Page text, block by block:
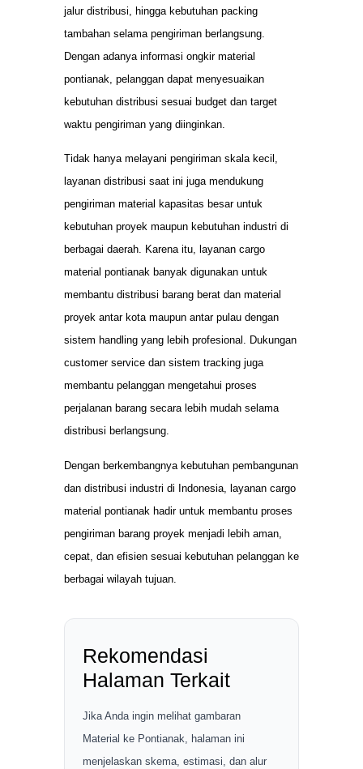
jalur distribusi, hingga kebutuhan packing
tambahan selama pengiriman berlangsung.
Dengan adanya informasi ongkir material
pontianak, pelanggan dapat menyesuaikan
kebutuhan distribusi sesuai budget dan target
waktu pengiriman yang diinginkan.
Tidak hanya melayani pengiriman skala kecil,
layanan distribusi saat ini juga mendukung
pengiriman material kapasitas besar untuk
kebutuhan proyek maupun kebutuhan industri di
berbagai daerah. Karena itu, layanan cargo
material pontianak banyak digunakan untuk
membantu distribusi barang berat dan material
proyek antar kota maupun antar pulau dengan
sistem handling yang lebih profesional. Dukungan
customer service dan sistem tracking juga
membantu pelanggan mengetahui proses
perjalanan barang secara lebih mudah selama
distribusi berlangsung.
Dengan berkembangnya kebutuhan pembangunan
dan distribusi industri di Indonesia, layanan cargo
material pontianak hadir untuk membantu proses
pengiriman barang proyek menjadi lebih aman,
cepat, dan efisien sesuai kebutuhan pelanggan ke
berbagai wilayah tujuan.
Rekomendasi
Halaman Terkait
Jika Anda ingin melihat gambaran
Material ke Pontianak, halaman ini
menjelaskan skema, estimasi, dan alur